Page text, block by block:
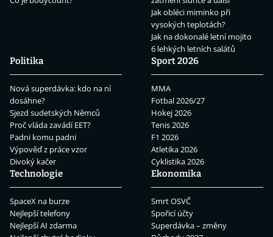
Jak obléci miminko při
vysokých teplotách?
Jak na dokonalé letní mojito
6 lehkých letních salátů
Politika
Nová superdávka: kdo na ní
dosáhne?
Sjezd sudetských Němců
Proč vláda zavádí EET?
Padni komu padni
Výpověď z práce vzor
Divoký kačer
Sport 2026
MMA
Fotbal 2026/27
Hokej 2026
Tenis 2026
F1 2026
Atletika 2026
Cyklistika 2026
Technologie
SpaceX na burze
Nejlepší telefony
Nejlepší AI zdarma
Ekonomika
Smrt OSVČ
Spořicí účty
Superdávka – změny